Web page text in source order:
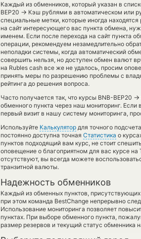
Каждый из обменников, который указан в
BEP20 → Кэш рублями в автоматическом или
специальные метки, которые иногда
на сайт интересующего вас пункта обмена,
именем. Если после перехода на сайт пункта
операции, рекомендуем незамедлительно
неполадки системы, когда автоматический
совершить нельзя, но доступен обмен валют
на Rubles cash все же не удалось, просим
принять меры по разрешению проблемы с
рейтинга до решения вопроса.
Часто получается так, что курсы BNB-BEP20 →
обменного пункта через наш мониторинг.
первый визит в нашу систему мониторинга,
Используйте Калькулятор для точного
постоянно доступна точная Статистика о
пунктов подходящий вам курс, не стоит
оповещение о благоприятном для вас курсе
отсутствуют, вы всегда можете
транзитной валюты.
Надежность обменников
Каждый из обменных пунктов,
при этом команда BestChange непрерывно
Использование мониторинга позволяет
пунктах. При выборе обменного пункта,
размер резервов и текущий статус обменника